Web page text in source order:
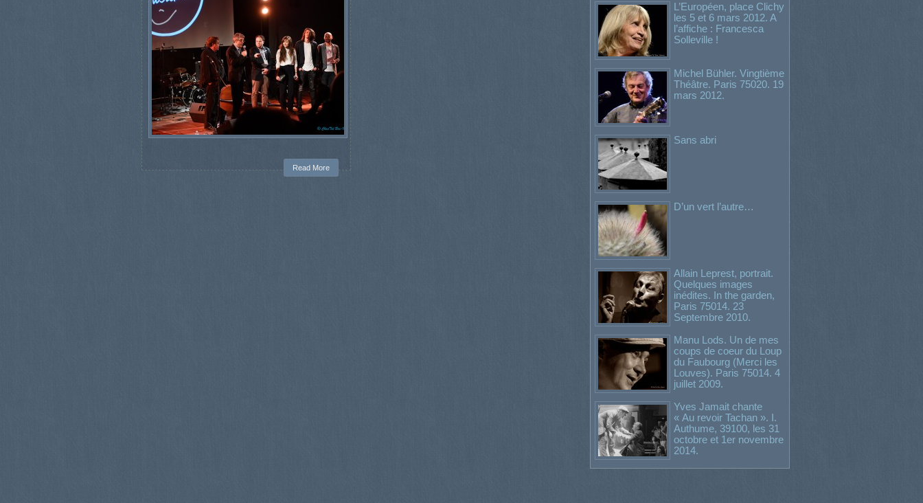
Read More
L’Européen, place Clichy
les 5 et 6 mars 2012. A
l’affiche : Francesca
Solleville !
Michel Bühler. Vingtième
Théâtre. Paris 75020. 19
mars 2012.
Sans abri
D’un vert l’autre…
Allain Leprest, portrait.
Quelques images
inédites. In the garden,
Paris 75014. 23
Septembre 2010.
Manu Lods. Un de mes
coups de coeur du Loup
du Faubourg (Merci les
Louves). Paris 75014. 4
juillet 2009.
Yves Jamait chante
« Au revoir Tachan ». I.
Authume, 39100, les 31
octobre et 1er novembre
2014.